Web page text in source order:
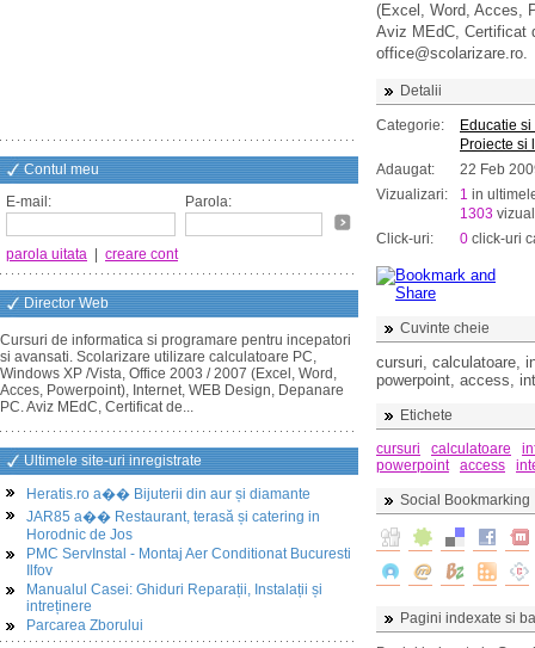
Contul meu
E-mail:
Parola:
parola uitata creare cont
Director Web
Cursuri de informatica si programare pentru incepatori
si avansati. Scolarizare utilizare calculatoare PC,
Windows XP /Vista, Office 2003 / 2007 (Excel, Word,
Acces, Powerpoint), Internet, WEB Design, Depanare
PC. Aviz MEdC, Certificat de...
Ultimele site-uri inregistrate
Heratis.ro a�� Bijuterii din aur și diamante
JAR85 a�� Restaurant, terasă și catering in
Horodnic de Jos
PMC ServInstal - Montaj Aer Conditionat Bucuresti
Ilfov
Manualul Casei: Ghiduri Reparații, Instalații și
intreținere
Parcarea Zborului
(Excel, Word, Acces,
Aviz MEdC, Certificat
office@scolarizare.ro.
Detalii
Categorie:
Educatie
Proiecte si
Adaugat:
22 Feb
Vizualizari:
1 in
1303
Click-uri:
0 click-uri
Cuvinte cheie
cursuri, calculatoare,
powerpoint, access,
Etichete
cursuri
calculatoare
powerpoint
access
Social Bookmarking
Pagini indexate si